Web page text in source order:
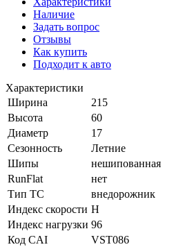
Наличие
Задать вопрос
Отзывы
Как купить
Подходит к авто
Характеристики
Ширина
215
Высота
60
Диаметр
17
Сезонность
Летние
Шипы
нешипованная
RunFlat
нет
Тип ТС
внедорожник
Индекс скорости H
Индекс нагрузки 96
Код CAI
VST086